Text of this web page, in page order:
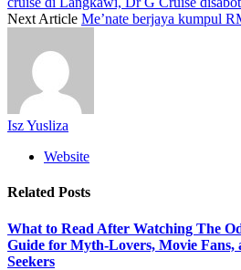
Next Article Me’nate berjaya kumpul
Isz Yusliza
Website
Related Posts
What to Read After Watching The
Guide for Myth-Lovers, Movie Fans,
Seekers